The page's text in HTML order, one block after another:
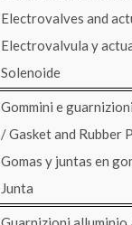
Electrovalves and
Electrovalvula y
Solenoide
Gommini e
/ Gasket and Rubber
Gomas y juntas en
Junta